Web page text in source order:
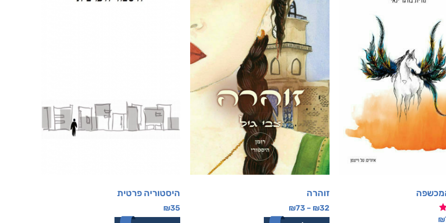
₪
זוהרה
₪32
–
₪73
היסטוריה פרטית
₪35